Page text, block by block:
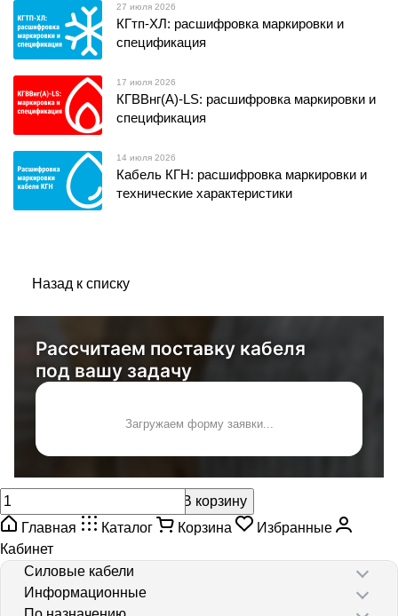
27 июля 2026
КГтп-ХЛ: расшифровка маркировки и
спецификация
17 июля 2026
КГВВнг(А)-LS: расшифровка маркировки и
спецификация
14 июля 2026
Кабель КГН: расшифровка маркировки и
технические характеристики
Назад к списку
Рассчитаем поставку кабеля
под вашу задачу
Загружаем форму заявки...
В корзину
Главная
Каталог Корзина
Избранные
Кабинет
Силовые кабели
Информационные